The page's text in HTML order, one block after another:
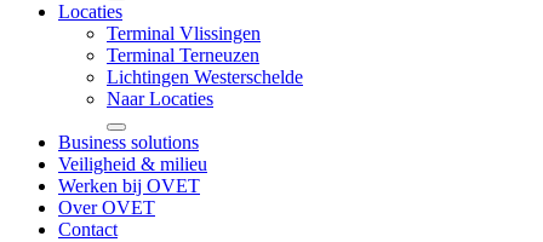
Locaties
Terminal Vlissingen
Terminal Terneuzen
Lichtingen Westerschelde
Naar Locaties
Business solutions
Veiligheid & milieu
Werken bij OVET
Over OVET
Contact